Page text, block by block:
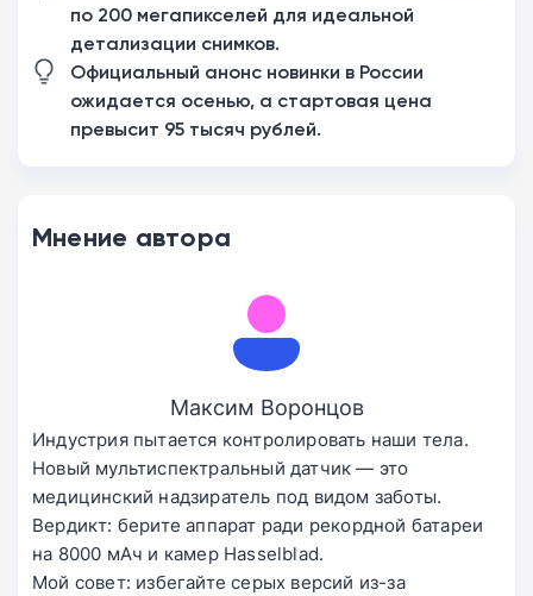
по 200 мегапикселей для идеальной
детализации снимков.
Официальный анонс новинки в России
ожидается осенью, а стартовая цена
превысит 95 тысяч рублей.
Мнение автора
Максим Воронцов
Индустрия пытается контролировать наши тела.
Новый мультиспектральный датчик — это
медицинский надзиратель под видом заботы.
Вердикт: берите аппарат ради рекордной батареи
на 8000 мАч и камер Hasselblad.
Мой совет: избегайте серых версий из-за